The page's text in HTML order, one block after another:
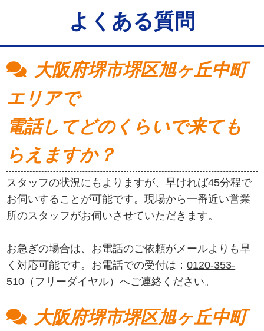
よくある質問
大阪府堺市堺区旭ヶ丘中町
エリアで
電話してどのくらいで来ても
らえますか？
スタッフの状況にもよりますが、早ければ45分程で
お伺いすることが可能です。現場から一番近い営業
所のスタッフがお伺いさせていただきます。
お急ぎの場合は、お電話のご依頼がメールよりも早
く対応可能です。お電話での受付は：0120-353-
510 （フリーダイヤル）へご連絡ください。
大阪府堺市堺区旭ヶ丘中町